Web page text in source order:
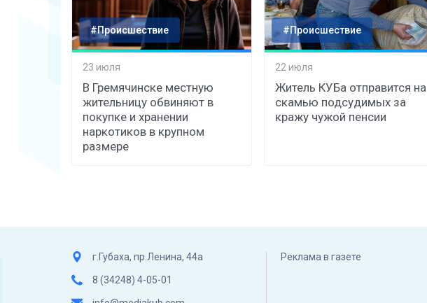
#Происшествие
23 июля
В Гремячинске местную
жительницу обвиняют в
покупке и хранении
наркотиков в крупном
размере
#Происшествие
22 июля
Житель КУБа отправится на
скамью подсудимых за
кражу чужой пенсии
г.Губаха, пр.Ленина, 44а
8 (34248) 4-05-01
Реклама в газете